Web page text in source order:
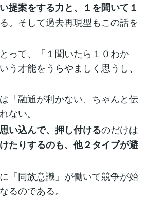
提案をする力と、１を聞いて１
。そして過去再現型もこの話を
って、「１聞いたら１０わか
才能をうらやましく思うし、
「融通が利かない、ちゃんと伝
ない。
い込んで、押し付けるのだけは
たりするのも、他２タイプが避
「同族意識」が働いて競争が始
るのである。